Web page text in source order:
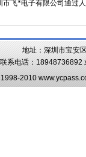
市飞*电子有限公司通过
地址：深圳市宝
联系电话：18948736892
2010